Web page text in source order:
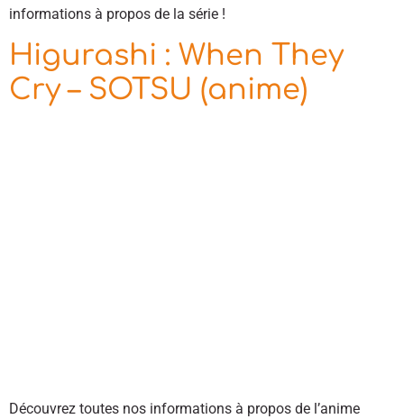
informations à propos de la série !
Higurashi : When They
Cry – SOTSU (anime)
Découvrez toutes nos informations à propos de l’anime